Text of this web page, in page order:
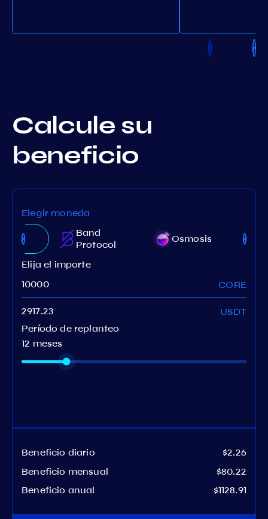
Calcule su
beneficio
Elegir moneda
Band
Protocol
Osmosis
Elija el importe
CORE
USDT
Período de replanteo
12 meses
Beneficio diario
$2.26
Beneficio mensual
$80.22
Beneficio anual
$1128.91